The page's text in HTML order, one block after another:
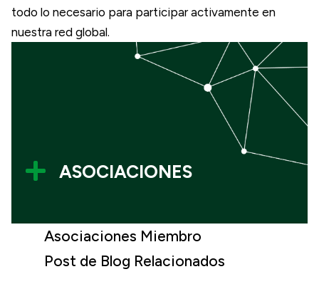
todo lo necesario para participar activamente en
nuestra red global.
 ASOCIACIONES
Asociaciones Miembro
Post de Blog Relacionados